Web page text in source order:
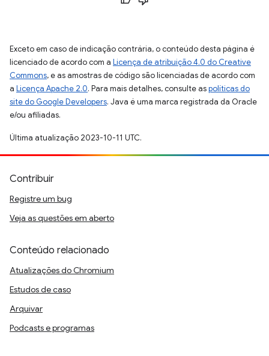
Exceto em caso de indicação contrária, o conteúdo desta página é
licenciado de acordo com a Licença de atribuição 4.0 do Creative
Commons, e as amostras de código são licenciadas de acordo com
a Licença Apache 2.0. Para mais detalhes, consulte aspolíticas do
site do Google Developers. Java é uma marca registrada da Oracle
e/ou afiliadas.
Última atualização 2023-10-11 UTC.
Contribuir
Registre um bug
Veja as questões em aberto
Conteúdo relacionado
Atualizações do Chromium
Estudos de caso
Arquivar
Podcasts e programas